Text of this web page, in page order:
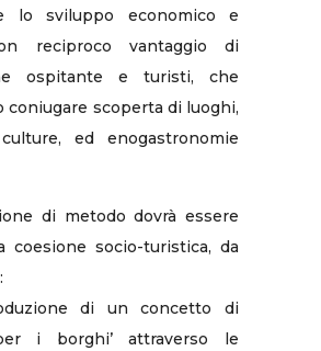
lo sviluppo economico e
reciproco vantaggio di
ospitante e turisti, che
coniugare scoperta di luoghi,
ed enogastronomie
di metodo dovrà essere
coesione socio-turistica, da
di un concetto di
i borghi’ attraverso le